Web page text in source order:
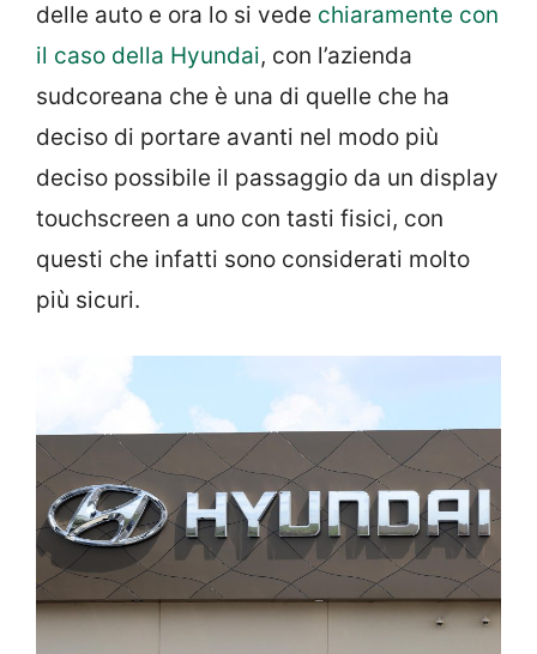
delle auto e ora lo si vede chiaramente con
il caso della Hyundai, con l’azienda
sudcoreana che è una di quelle che ha
deciso di portare avanti nel modo più
deciso possibile il passaggio da un display
touchscreen a uno con tasti fisici, con
questi che infatti sono considerati molto
più sicuri.